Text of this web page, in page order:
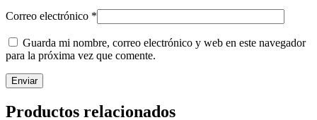
Correo electrónico *
Guarda mi nombre, correo electrónico y web en este navegador
para la próxima vez que comente.
Productos relacionados